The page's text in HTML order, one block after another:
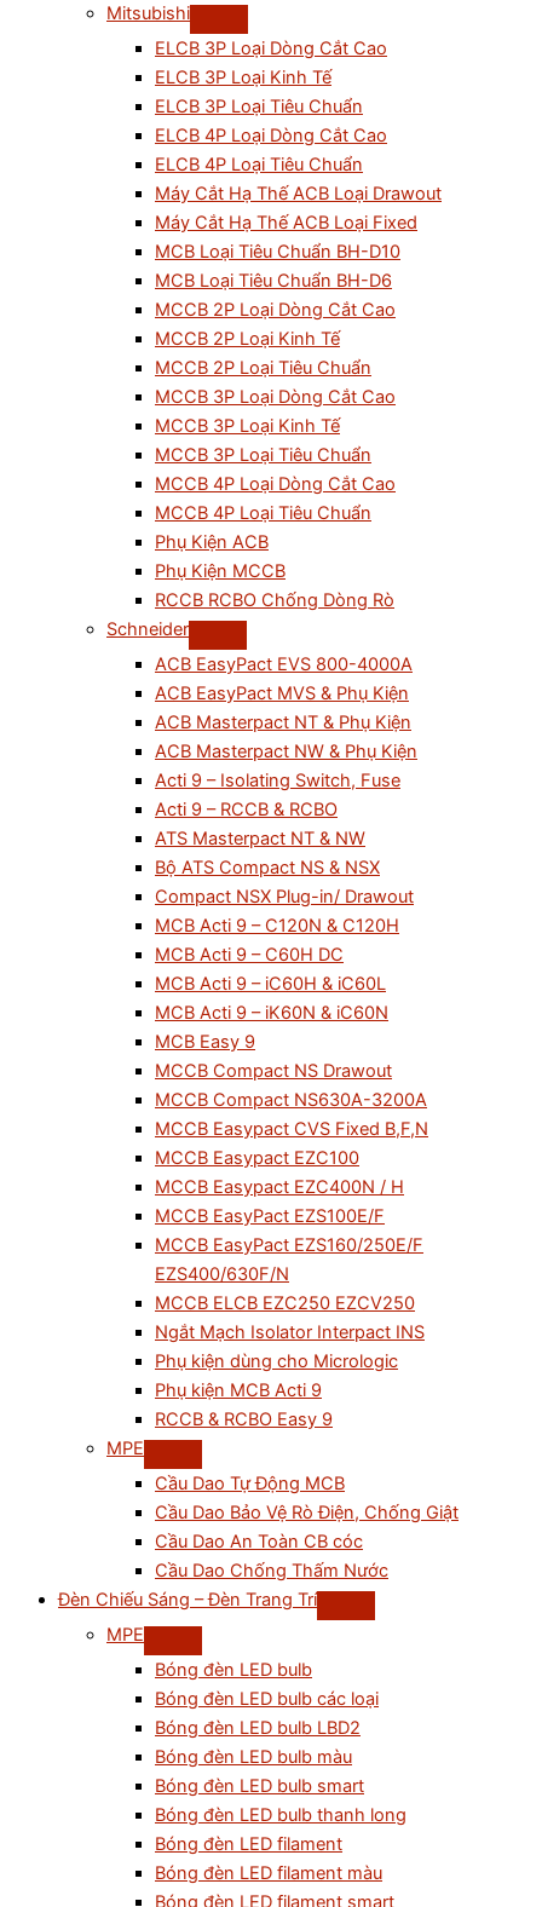
Mitsubishi
ELCB 3P Loại Dòng Cắt Cao
ELCB 3P Loại Kinh Tế
ELCB 3P Loại Tiêu Chuẩn
ELCB 4P Loại Dòng Cắt Cao
ELCB 4P Loại Tiêu Chuẩn
Máy Cắt Hạ Thế ACB Loại Drawout
Máy Cắt Hạ Thế ACB Loại Fixed
MCB Loại Tiêu Chuẩn BH-D10
MCB Loại Tiêu Chuẩn BH-D6
MCCB 2P Loại Dòng Cắt Cao
MCCB 2P Loại Kinh Tế
MCCB 2P Loại Tiêu Chuẩn
MCCB 3P Loại Dòng Cắt Cao
MCCB 3P Loại Kinh Tế
MCCB 3P Loại Tiêu Chuẩn
MCCB 4P Loại Dòng Cắt Cao
MCCB 4P Loại Tiêu Chuẩn
Phụ Kiện ACB
Phụ Kiện MCCB
RCCB RCBO Chống Dòng Rò
Schneider
ACB EasyPact EVS 800-4000A
ACB EasyPact MVS & Phụ Kiện
ACB Masterpact NT & Phụ Kiện
ACB Masterpact NW & Phụ Kiện
Acti 9 – Isolating Switch, Fuse
Acti 9 – RCCB & RCBO
ATS Masterpact NT & NW
Bộ ATS Compact NS & NSX
Compact NSX Plug-in/ Drawout
MCB Acti 9 – C120N & C120H
MCB Acti 9 – C60H DC
MCB Acti 9 – iC60H & iC60L
MCB Acti 9 – iK60N & iC60N
MCB Easy 9
MCCB Compact NS Drawout
MCCB Compact NS630A-3200A
MCCB Easypact CVS Fixed B,F,N
MCCB Easypact EZC100
MCCB Easypact EZC400N / H
MCCB EasyPact EZS100E/F
MCCB EasyPact EZS160/250E/F
EZS400/630F/N
MCCB ELCB EZC250 EZCV250
Ngắt Mạch Isolator Interpact INS
Phụ kiện dùng cho Micrologic
Phụ kiện MCB Acti 9
RCCB & RCBO Easy 9
MPE
Cầu Dao Tự Động MCB
Cầu Dao Bảo Vệ Rò Điện, Chống Giật
Cầu Dao An Toàn CB cóc
Cầu Dao Chống Thấm Nước
Đèn Chiếu Sáng – Đèn Trang Trí
MPE
Bóng đèn LED bulb
Bóng đèn LED bulb các loại
Bóng đèn LED bulb LBD2
Bóng đèn LED bulb màu
Bóng đèn LED bulb smart
Bóng đèn LED bulb thanh long
Bóng đèn LED filament
Bóng đèn LED filament màu
Bóng đèn LED filament smart